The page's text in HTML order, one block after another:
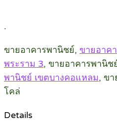
.
ขายอาคารพานิชย์, ขายอาค
พระราม 3, ขายอาคารพานิช
พานิชย์ เขตบางคอแหลม, ข
โคล่
Details